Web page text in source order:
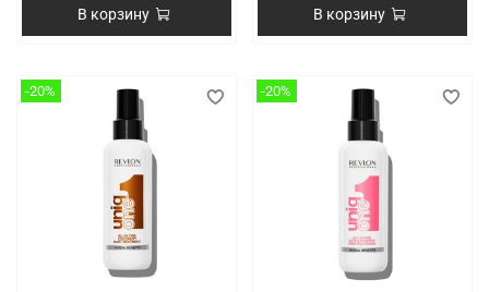
В корзину В корзину
-20% -20%